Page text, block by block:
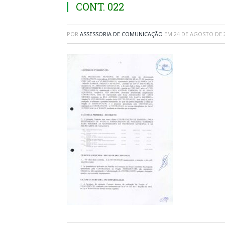
CONT. 022
POR ASSESSORIA DE COMUNICAÇÃO EM 24 DE AGOSTO DE